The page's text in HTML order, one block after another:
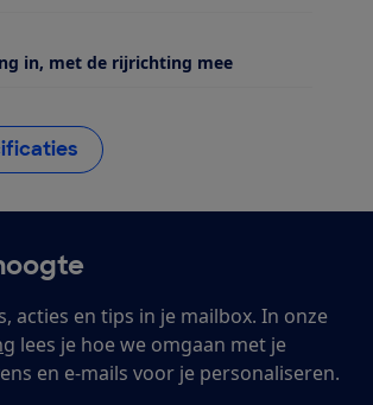
informatie voor Kijkrichting
in, met de rijrichting mee
acties en tips in je mailbox. In onze
lees je hoe we omgaan met je
en e-mails voor je personaliseren.